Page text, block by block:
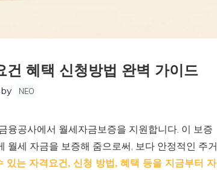
혜택 신청방법 완벽 가이드
by NEO
융공사에서 월세자금보증을 지원합니다. 이 보증
세 자금을 보증해 줌으로써, 보다 안정적인 주거
있는 자격요건, 신청 방법, 혜택 등을 지금부터 자